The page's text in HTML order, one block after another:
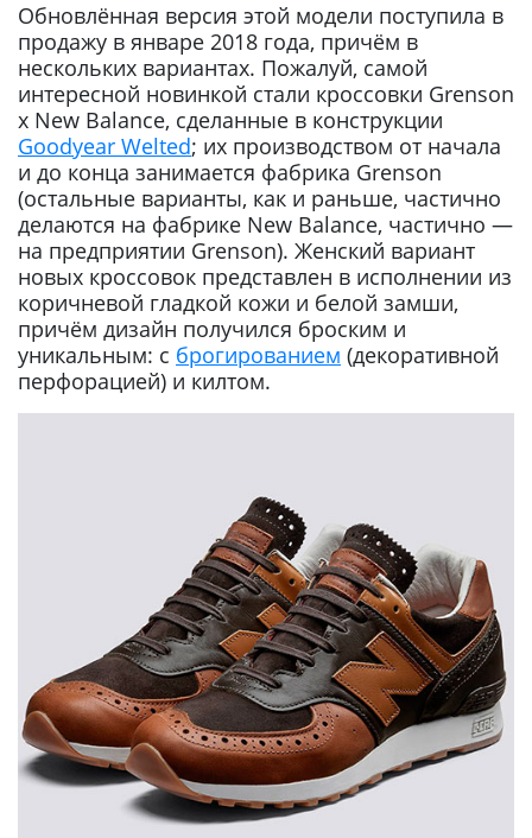
Обновлённая версия этой модели поступила в
продажу в январе 2018 года, причём в
нескольких вариантах. Пожалуй, самой
интересной новинкой стали кроссовки Grenson
x New Balance, сделанные в конструкции
Goodyear Welted; их производством от начала
и до конца занимается фабрика Grenson
(остальные варианты, как и раньше, частично
делаются на фабрике New Balance, частично —
на предприятии Grenson). Женский вариант
новых кроссовок представлен в исполнении из
коричневой гладкой кожи и белой замши,
причём дизайн получился броским и
уникальным: с брогированием (декоративной
перфорацией) и килтом.